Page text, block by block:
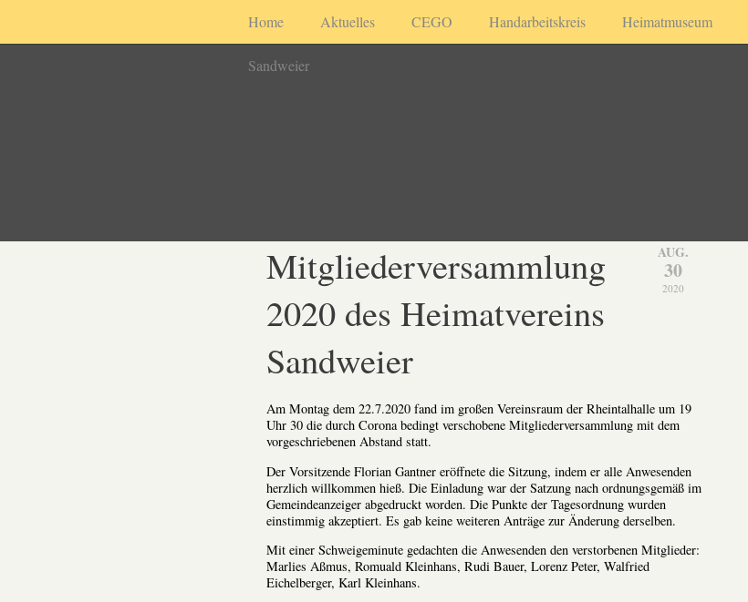
Home Aktuelles CEGO Handarbeitskreis Heimatmuseum
Sandweier
AUG.
30
2020
Mitgliederversammlung
2020 des Heimatvereins
Sandweier
Am Montag dem 22.7.2020 fand im großen Vereinsraum der Rheintalhalle um 19
Uhr 30 die durch Corona bedingt verschobene Mitgliederversammlung mit dem
vorgeschriebenen Abstand statt.
Der Vorsitzende Florian Gantner eröffnete die Sitzung, indem er alle Anwesenden
herzlich willkommen hieß. Die Einladung war der Satzung nach ordnungsgemäß im
Gemeindeanzeiger abgedruckt worden. Die Punkte der Tagesordnung wurden
einstimmig akzeptiert. Es gab keine weiteren Anträge zur Änderung derselben.
Mit einer Schweigeminute gedachten die Anwesenden den verstorbenen Mitglieder:
Marlies Aßmus, Romuald Kleinhans, Rudi Bauer, Lorenz Peter, Walfried
Eichelberger, Karl Kleinhans.